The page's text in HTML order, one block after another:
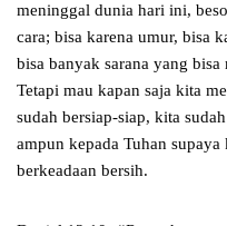
meninggal dunia hari ini,
cara; bisa karena umur, bisa
bisa banyak sarana yang
Tetapi mau kapan saja kita
sudah bersiap-siap, kita
ampun kepada Tuhan
berkeadaan bersih.